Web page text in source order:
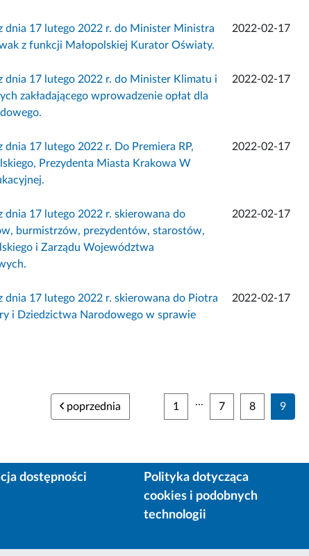
dnia 17 lutego 2022 r. do Minister Ministra
z funkcji Małopolskiej Kurator Oświaty.
2022-02-17
dnia 17 lutego 2022 r. do Minister Klimatu i
zakładającego wprowadzenie opłat dla
2022-02-17
17 lutego 2022 r. Do Premiera RP,
Prezydenta Miasta Krakowa W
2022-02-17
dnia 17 lutego 2022 r. skierowana do
burmistrzów, prezydentów, starostów,
i Zarządu Województwa
2022-02-17
dnia 17 lutego 2022 r. skierowana do Piotra
i Dziedzictwa Narodowego w sprawie
2022-02-17
poprzednia 1 ... 7 8 9
dostępności
Polityka dotycząca
cookies i podobnych
technologii